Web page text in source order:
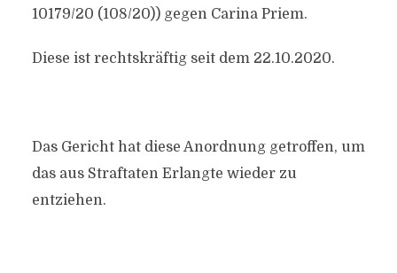
10179/20 (108/20)) gegen Carina Priem.
Diese ist rechtskräftig seit dem 22.10.2020.
Das Gericht hat diese Anordnung getroffen, um
das aus Straftaten Erlangte wieder zu
entziehen.